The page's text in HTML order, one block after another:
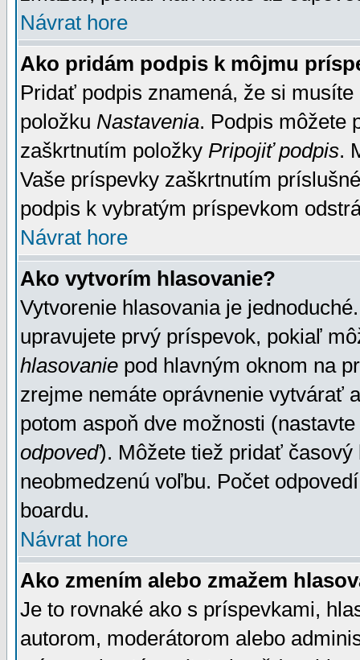
Návrat hore
Ako pridám podpis k môjmu
Pridať podpis znamená, že si
položku Nastavenia. Podpis môžete
zaškrtnutím položky Pripojiť podpis.
Vaše príspevky zaškrtnutím
podpis k vybratým príspevkom
Návrat hore
Ako vytvorím hlasovanie?
Vytvorenie hlasovania je
upravujete prvý príspevok, pokiaľ
hlasovanie pod hlavným oknom na
zrejme nemáte oprávnenie vytvárať
potom aspoň dve možnosti
odpoveď). Môžete tiež pridať
neobmedzenú voľbu. Počet
boardu.
Návrat hore
Ako zmením alebo zmažem
Je to rovnaké ako s príspevkami,
autorom, moderátorom alebo